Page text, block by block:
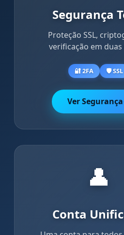
Segurança
Proteção SSL,
verificação em duas
🔐 2FA 🛡️ SSL
Ver Segurança
👤
Conta